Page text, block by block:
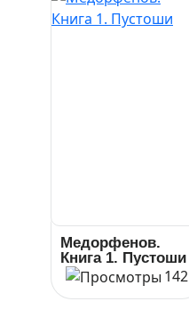
Медорфенов.
Книга 1. Пустоши
142